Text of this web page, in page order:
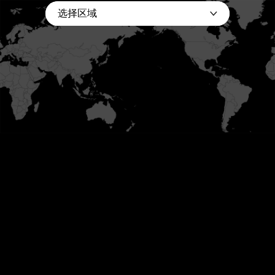
品牌世界
产品中心
睡眠研究所
营销网络
选择区域